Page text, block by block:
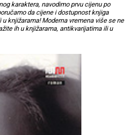
karaktera, navodimo prvu cijenu po
da cijene i dostupnost knjiga
knjižarama! Moderna vremena više se ne
ih u knjižarama, antikvarijatima ili u